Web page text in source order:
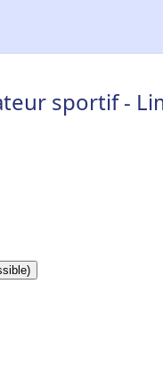
sportif -